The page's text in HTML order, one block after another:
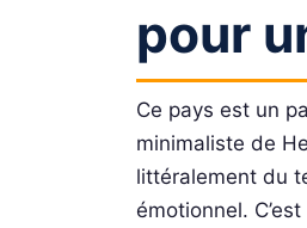
pour
Ce pays est un
minimaliste de
littéralement du
émotionnel.